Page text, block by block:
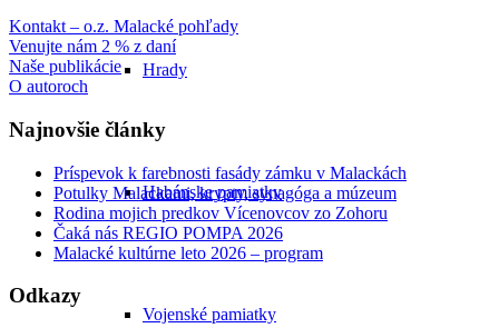
Hrady
Habánske pamiatky
Vojenské pamiatky
Kontakt – o.z. Malacké pohľady
Venujte nám 2 % z daní
Naše publikácie
O autoroch
Najnovšie články
Príspevok k farebnosti fasády zámku v Malackách
Potulky Malackami, krypty, synagóga a múzeum
Rodina mojich predkov Vícenovcov zo Zohoru
Čaká nás REGIO POMPA 2026
Malacké kultúrne leto 2026 – program
Odkazy